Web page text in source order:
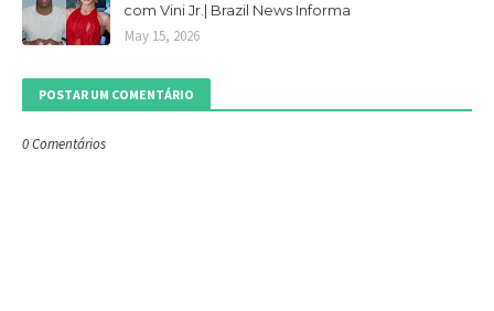
com Vini Jr.| Brazil News Informa
May 15, 2026
POSTAR UM COMENTÁRIO
0 Comentários